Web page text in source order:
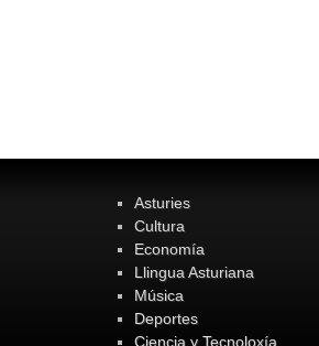
Asturies
Cultura
Economía
Llingua Asturiana
Música
Deportes
Ciencia y Tecnoloxía